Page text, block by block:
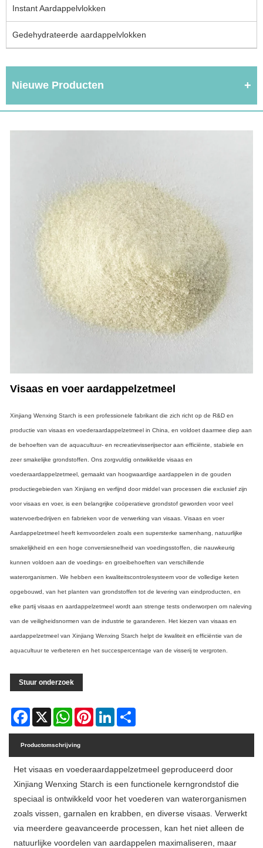
Instant Aardappelvlokken
Gedehydrateerde aardappelvlokken
Nieuwe Producten
Visaas en voer aardappelzetmeel
Xinjiang Wenxing Starch is een professionele fabrikant die zich richt op de R&D en
productie van visaas en voederaardappelzetmeel in China, en voldoet daarmee diep aan
de behoeften van de aquacultuur- en recreatievisserijsector aan efficiënte, stabiele en
zeer smakelijke grondstoffen. Ons zorgvuldig ontwikkelde visaas en
voederaardappelzetmeel, gemaakt van hoogwaardige aardappelen in de gouden
productiegebieden van Xinjiang en verfijnd door middel van processen die exclusief zijn
voor visaas en voer, is een belangrijke coöperatieve grondstof geworden voor veel
watervoerbedrijven en fabrieken voor de verwerking van visaas. Visaas en voer
Aardappelzetmeel heeft kernvoordelen zoals een supersterke samenhang, natuurlijke
smakelijkheid en een hoge conversiesnelheid van voedingsstoffen, die nauwkeurig
kunnen voldoen aan de voedings- en groeibehoeften van verschillende
waterorganismen. We hebben een kwaliteitscontrolesysteem voor de volledige keten
opgebouwd, van het planten van grondstoffen tot de levering van eindproducten, en
elke partij visaas en aardappelzetmeel wordt aan strenge tests onderworpen om naleving
van de veiligheidsnormen van de industrie te garanderen. Het kiezen van visaas en
aardappelzetmeel van Xinjiang Wenxing Starch helpt de kwaliteit en efficiëntie van de
aquacultuur te verbeteren en het succespercentage van de visserij te vergroten.
Stuur onderzoek
Facebook WhatsAppPinterest LinkedIn
Productomschrijving
Het visaas en voederaardappelzetmeel geproduceerd door
Xinjiang Wenxing Starch is een functionele kerngrondstof die
speciaal is ontwikkeld voor het voederen van waterorganismen
zoals vissen, garnalen en krabben, en diverse visaas. Verwerkt
via meerdere geavanceerde processen, kan het niet alleen de
natuurlijke voordelen van aardappelen maximaliseren, maar